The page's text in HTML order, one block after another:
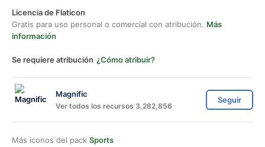
Licencia de Flaticon
Gratis para uso personal o comercial con atribución. Más
información
Se requiere atribución ¿Cómo atribuir?
Magnific
Ver todos los recursos 3,282,856
Seguir
Más iconos del pack Sports